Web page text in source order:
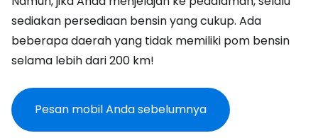
sediakan persediaan bensin yang cukup. Ada
beberapa daerah yang tidak memiliki pom bensin
selama lebih dari 200 km!
Pesan mobil Anda sebelumnya